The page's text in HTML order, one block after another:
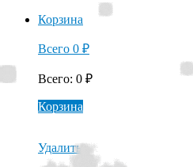
Корзина
Всего 0 ₽
Всего: 0 ₽
Корзина
Удалить